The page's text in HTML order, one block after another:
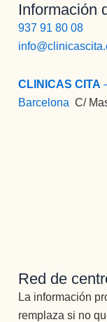
Información
937 91 80 08
CLINICAS CITA
Barcelona :C/
Red de
La información
remplaza si no